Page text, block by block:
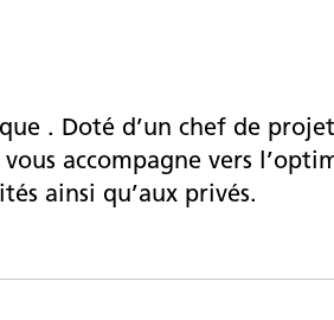
. Doté d’un chef de
accompagne vers
ainsi qu’aux privés.